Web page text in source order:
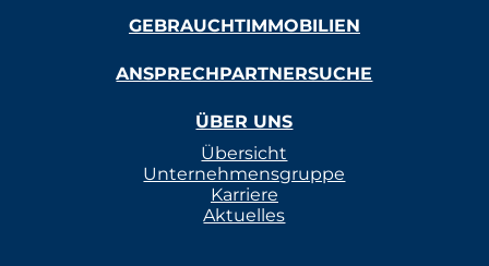
GEBRAUCHTIMMOBILIEN
ANSPRECHPARTNERSUCHE
ÜBER UNS
Übersicht
Unternehmensgruppe
Karriere
Aktuelles